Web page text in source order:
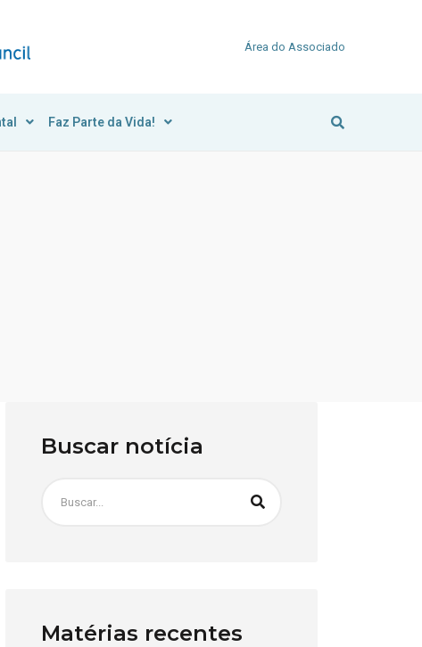
Área do Associado
Faz Parte da Vida!
Buscar notícia
Matérias recentes